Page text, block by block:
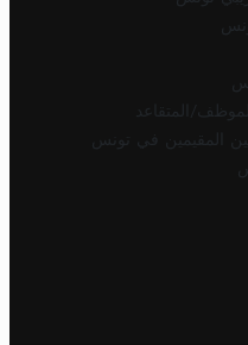
المتقاعد
المقيمين في تونس